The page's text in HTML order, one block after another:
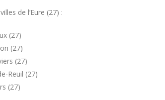
de l’Eure (27) :
(27)
(27)
(27)
Reuil (27)
(27)